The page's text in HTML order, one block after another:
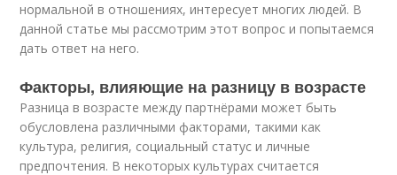
нормальной в отношениях, интересует многих людей. В
данной статье мы рассмотрим этот вопрос и попытаемся
дать ответ на него.
Факторы, влияющие на разницу в возрасте
Разница в возрасте между партнёрами может быть
обусловлена различными факторами, такими как
культура, религия, социальный статус и личные
предпочтения. В некоторых культурах считается